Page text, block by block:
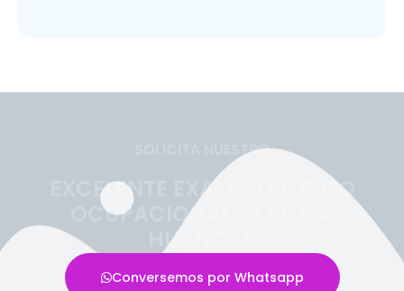
SOLICITA NUESTRO
EXCELENTE EXAMEN MÉDICO
OCUPACIONAL CERCA A
HUANCAS
Conversemos por Whatsapp